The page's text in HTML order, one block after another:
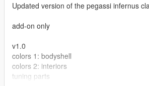
Updated version of the pegassi infernus
add-on only
v1.0
colors 1: bodyshell
colors 2: interiors
tuning parts